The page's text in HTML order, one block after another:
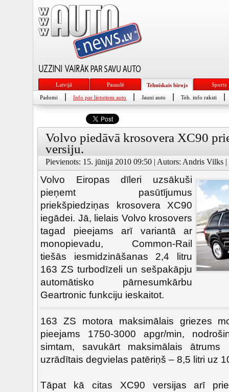
Latvijā Pasaulē Tehniskais birojs Sports
Padomi Info par lietotiem auto Jauni auto Teh. info raksti
Volvo piedāvā krosovera XC90
versiju.
Pievienots: 15. jūnijā 2010 09:50 | Autors: Andris Vilks
Volvo Eiropas dīleri uzsākuši
pieņemt pasūtījumus
priekšpiedziņas krosovera XC90
iegādei. Jā, lielais Volvo krosovers
tagad pieejams arī variantā ar
monopievadu, Common-Rail
tiešās iesmidzināšanas 2,4 litru
163 ZS turbodīzeli un sešpakāpju
automātisko pārnesumkārbu
Geartronic funkciju ieskaitot.
163 ZS motora maksimālais griezes
pieejams 1750-3000 apgr/min,
simtam, savukārt maksimālais
uzrādītais degvielas patēriņš – 8,5 litri uz
Tāpat kā citas XC90 versijas arī